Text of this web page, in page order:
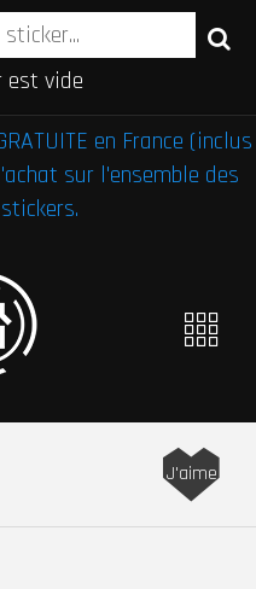
est vide
en France (inclus
sur l'ensemble des
J'aime